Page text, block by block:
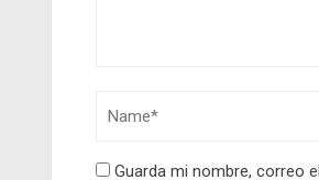
Guarda mi nombre, correo